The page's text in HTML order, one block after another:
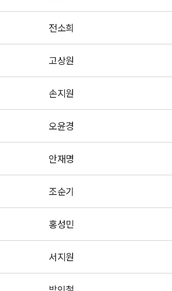
전소희
고상원
손지원
오윤경
안재명
조순기
홍성민
서지원